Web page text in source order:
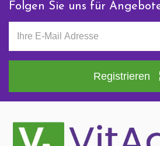
Folgen Sie uns für
Registrieren